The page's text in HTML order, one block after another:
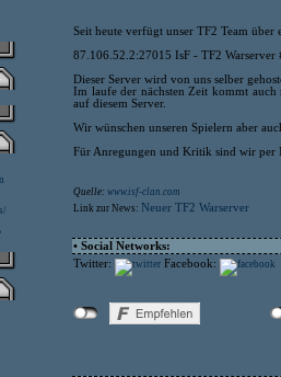
Seit heute verfügt unser TF2 Team über
87.106.52.2:27015 IsF - TF2
Dieser Server wird von uns selber
Im laufe der nächsten Zeit kommt
auf diesem Server.
Wir wünschen unseren Spielern aber
Für Anregungen und Kritik sind wir per
Quelle: www.isf-clan.com
Link zur News: Neuer TF2 Warserver
• Social Networks:
Twitter:
Facebook: